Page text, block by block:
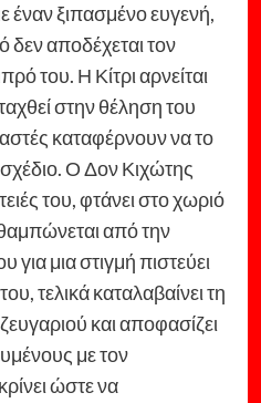
έναν ξιπασμένο ευγενή,
δεν αποδέχεται τον
του. Η Κίτρι αρνείται
στην θέληση του
καταφέρνουν να το
Ο Δον Κιχώτης
του, φτάνει στο χωριό
από την
μια στιγμή πιστεύει
τελικά καταλαβαίνει τη
και αποφασίζει
με τον
ώστε να